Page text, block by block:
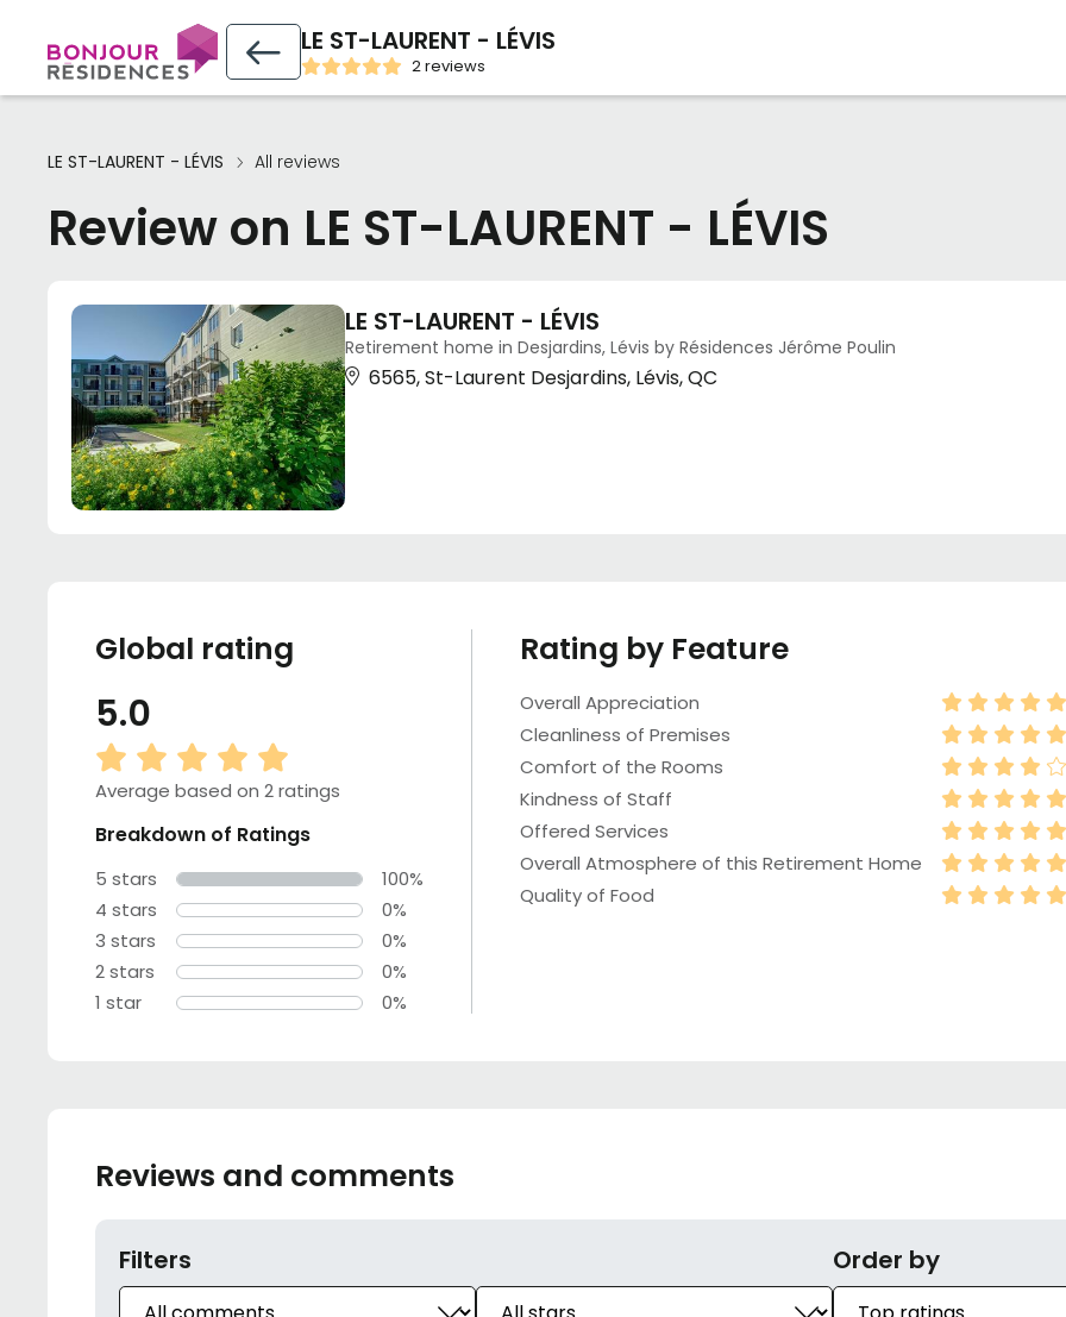
LE ST-LAURENT - LÉVIS
2 reviews
LE ST-LAURENT - LÉVIS All reviews
Review on LE ST-LAURENT - LÉVIS
LE ST-LAURENT - LÉVIS
Retirement home in Desjardins, Lévis by Résidences Jérôme Poulin
6565, St-Laurent Desjardins, Lévis, QC
Global rating
5.0
Average based on 2 ratings
Breakdown of Ratings
5 stars
100%
4 stars
0%
3 stars
0%
2 stars
0%
1 star
0%
Rating by Feature
Overall Appreciation
Cleanliness of Premises
Comfort of the Rooms
Kindness of Staff
Offered Services
Overall Atmosphere of this Retirement Home
Quality of Food
Reviews and comments
Filters Order by